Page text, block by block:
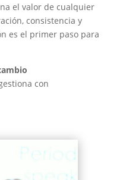
el valor de cualquier
consistencia y
es el primer paso para
con